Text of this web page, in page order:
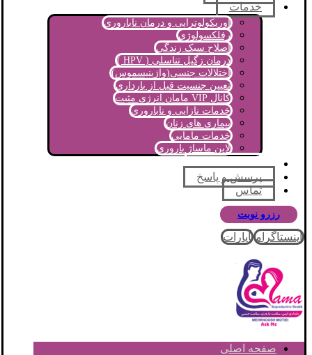
خدمات
اوریکولوتراپی و درمان ناباروری
رفلکسولوژی
اصلاح سبک زندگی
درمان زگیل تناسلی ( HPV )
اختلالات جنسی(واژینیسموس)
تعیین جنسیت قبل از بارداری
کانال VIP مامان انرژی مثبت
خدمات نازایی و ناباروری
بیماری های زنان
خدمات مامایی
لاین ماساژ باروری
مجله آموزشی
پرسش و پاسخ
تماس
رزرو نوبت
اینستاگرام آپارات
صفحه اصلی